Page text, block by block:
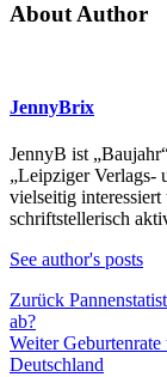
About Author
JennyBrix
JennyB ist
„Leipziger Verlags-
vielseitig
schriftstellerisch
See author's posts
Zurück
ab?
WeiterGeburtenrate
Deutschland